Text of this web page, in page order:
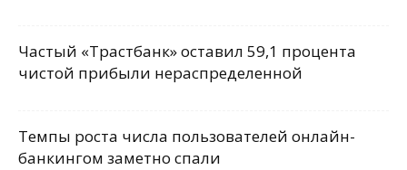
Частый «Трастбанк» оставил 59,1 процента
чистой прибыли нераспределенной
Темпы роста числа пользователей онлайн-
банкингом заметно спали